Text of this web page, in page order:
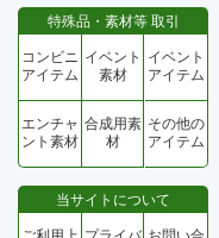
特殊品・素材等 取引
コンビニ
アイテム
イベント
素材
イベント
アイテム
エンチャ
ント素材
合成用素
材
その他の
アイテム
当サイトについて